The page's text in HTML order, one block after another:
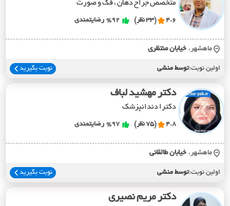
متخصص جراح دهان ، فک و صورت
4.6 (33 نظر) %92 رضایتمندی
ماهشهر، خيابان منتظري
اولین نوبت:توسط منشی نوبت بگیرید
دکتر مهشید لباف
دکترا دندانپزشک
4.8 (75 نظر) %97 رضایتمندی
ماهشهر، خيابان طالقاني
اولین نوبت:توسط منشی نوبت بگیرید
دکتر مریم نصیری